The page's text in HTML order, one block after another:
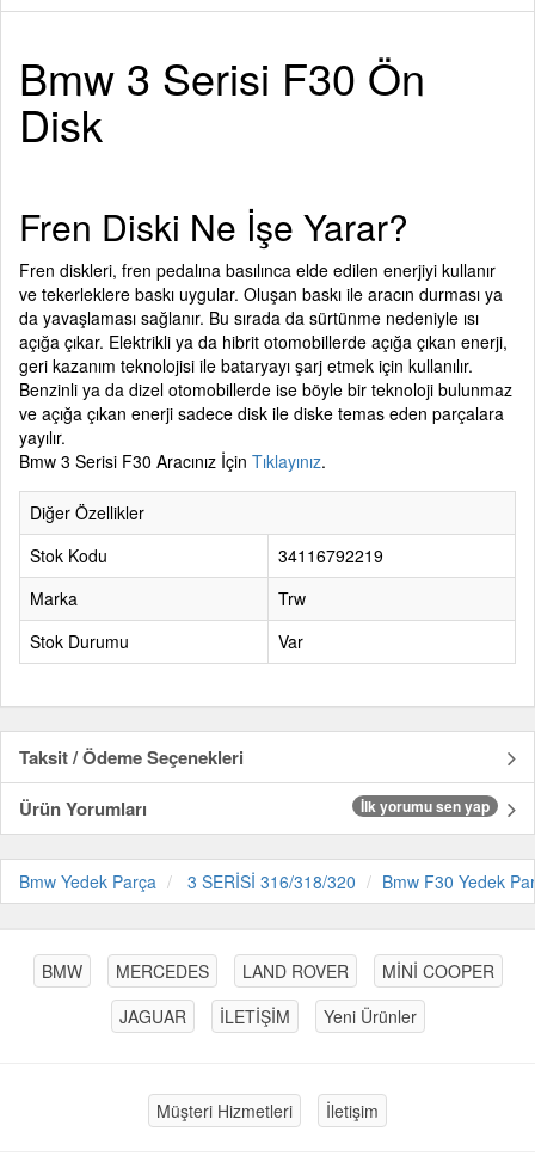
Bmw 3 Serisi F30 Ön
Disk
Fren Diski Ne İşe Yarar?
Fren diskleri, fren pedalına basılınca elde edilen enerjiyi kullanır
ve tekerleklere baskı uygular. Oluşan baskı ile aracın durması ya
da yavaşlaması sağlanır. Bu sırada da sürtünme nedeniyle ısı
açığa çıkar. Elektrikli ya da hibrit otomobillerde açığa çıkan enerji,
geri kazanım teknolojisi ile bataryayı şarj etmek için kullanılır.
Benzinli ya da dizel otomobillerde ise böyle bir teknoloji bulunmaz
ve açığa çıkan enerji sadece disk ile diske temas eden parçalara
yayılır.
Bmw 3 Serisi F30 Aracınız İçin Tıklayınız.
Diğer Özellikler
Stok Kodu
34116792219
Marka
Trw
Stok Durumu
Var
Taksit / Ödeme Seçenekleri
Ürün Yorumları
İlk yorumu sen yap
Bmw Yedek Parça 3 SERİSİ 316/318/320 Bmw F30 Yedek
BMW MERCEDES LAND ROVER
MİNİ COOPER
JAGUAR
İLETİŞİM Yeni Ürünler
Müşteri Hizmetleri İletişim